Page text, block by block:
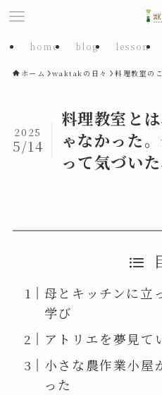
home blog lesson
ホーム waktakの日々 料理教室の
料理教室と
ゃなかった
って気づい
2025
5/14
母とキッチンに立
学び
アトリエを夢見て
小さな農作業小屋
った